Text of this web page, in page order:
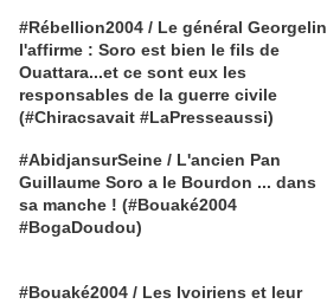
#Rébellion2004 / Le général Georgelin
l'affirme : Soro est bien le fils de
Ouattara...et ce sont eux les
responsables de la guerre civile
(#Chiracsavait #LaPresseaussi)
#AbidjansurSeine / L'ancien Pan
Guillaume Soro a le Bourdon ... dans
sa manche ! (#Bouaké2004
#BogaDoudou)
#Bouaké2004 / Les Ivoiriens et leur